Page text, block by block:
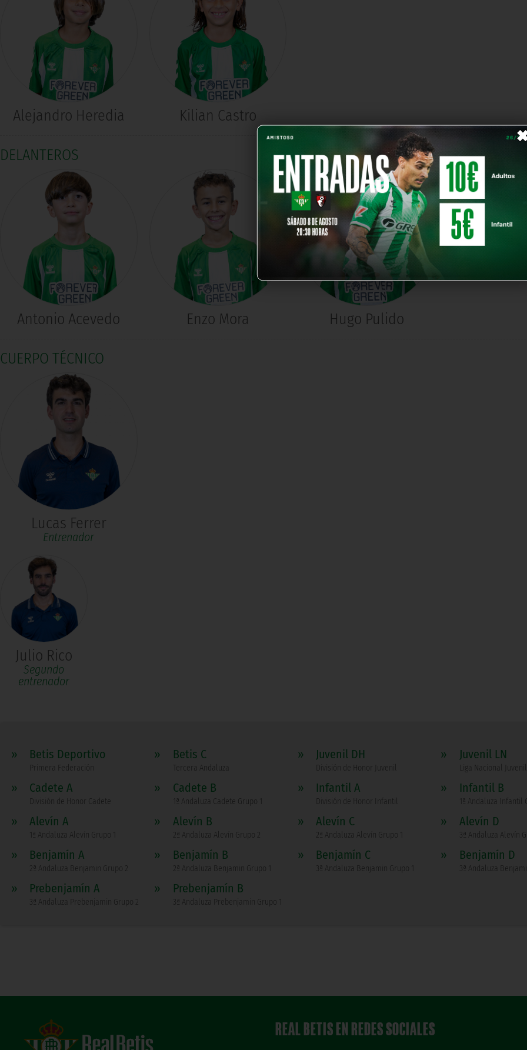
×
Alejandro Heredia Kilian Castro
DELANTEROS
Antonio Acevedo Enzo Mora Hugo Pulido
CUERPO TÉCNICO
Lucas Ferrer
Entrenador
Julio Rico
Segundo
entrenador
» Betis Deportivo
Primera Federación
» Betis C
Tercera Andaluza
» Juvenil DH
División de Honor Juvenil
» Juvenil LN
Liga Nacional Juvenil
» Cadete A
División de Honor Cadete
» Cadete B
1ª Andaluza Cadete Grupo 1
» Infantil A
División de Honor Infantil
» Infantil B
1ª Andaluza Infantil
» Alevín A
1ª Andaluza Alevín Grupo 1
» Alevín B
2ª Andaluza Alevín Grupo 2
» Alevín C
2ª Andaluza Alevín Grupo 1
» Alevín D
3ª Andaluza Alevín
» Benjamín A
2ª Andaluza Benjamin Grupo 2
» Benjamín B
2ª Andaluza Benjamin Grupo 1
» Benjamín C
3ª Andaluza Benjamin Grupo 1
» Benjamín D
3ª Andaluza
» Prebenjamín A
3ª Andaluza Prebenjamin Grupo 2
» Prebenjamín B
3ª Andaluza Prebenjamin Grupo 1
REAL BETIS EN REDES SOCIALES